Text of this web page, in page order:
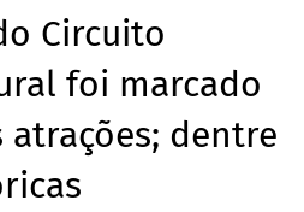
Circuito
foi marcado
atrações; dentre